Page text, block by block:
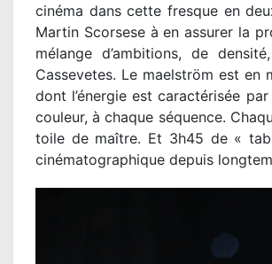
cinéma dans cette fresque en
Martin Scorsese à en assurer la
mélange d’ambitions, de
Cassevetes. Le maelström est en
dont l’énergie est caractérisée
couleur, à chaque séquence.
toile de maître. Et 3h45 de «
cinématographique depuis